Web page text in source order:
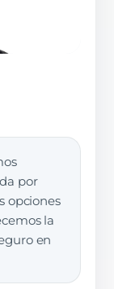
por
opciones
la
en